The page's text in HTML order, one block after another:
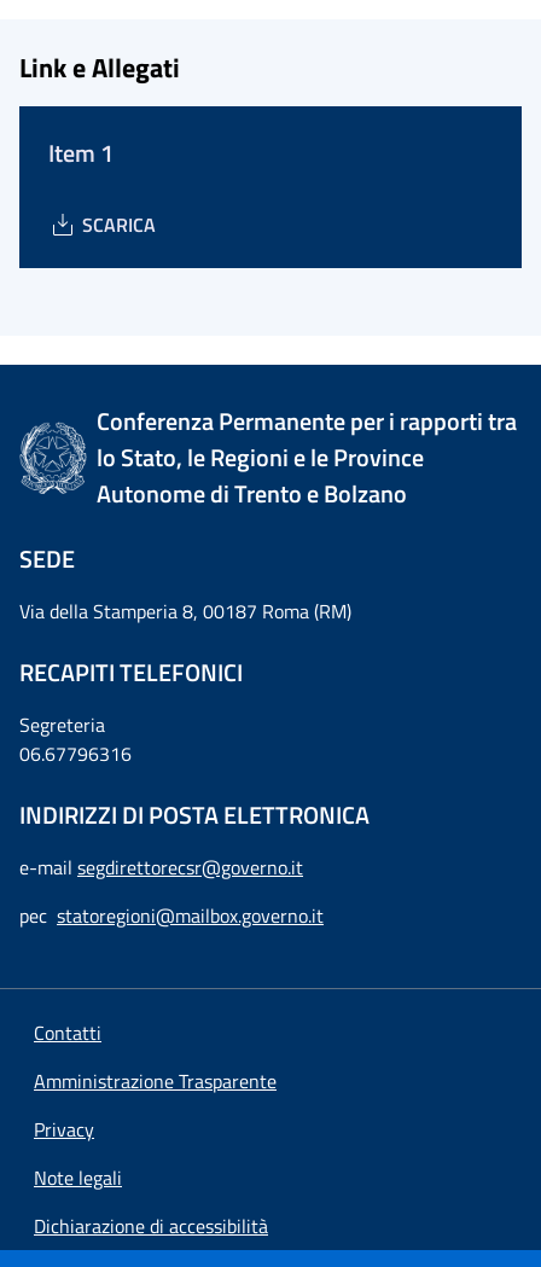
Link e Allegati
Item 1
SCARICA
Conferenza Permanente per i rapporti tra
lo Stato, le Regioni e le Province
Autonome di Trento e Bolzano
SEDE
Via della Stamperia 8, 00187 Roma (RM)
RECAPITI TELEFONICI
Segreteria
06.67796316
INDIRIZZI DI POSTA ELETTRONICA
e-mail segdirettorecsr@governo.it
pec statoregioni@mailbox.governo.it
Contatti
Amministrazione Trasparente
Privacy
Note legali
Dichiarazione di accessibilità